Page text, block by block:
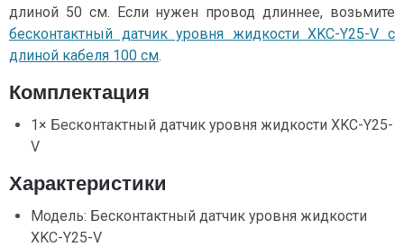
длиной 50 см. Если нужен провод длиннее, возьмите
бесконтактный датчик уровня жидкости XKC-Y25-V с
длиной кабеля 100 см.
Комплектация
1× Бесконтактный датчик уровня жидкости XKC-Y25-
V
Характеристики
Модель: Бесконтактный датчик уровня жидкости
XKC-Y25-V